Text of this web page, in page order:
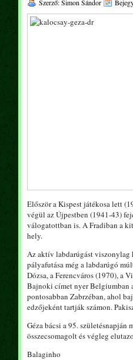
Szerző: Simon Sándor
Először a Kispest játékosa lett
végül az Újpestben (1941-43)
válogatottban is. A Fradiban a
hely.
Az aktív labdarúgást viszonylag
pályafutása még a labdarúgó
Dózsa, a Ferencváros (1970), a
Bajnoki címet nyer Belgiumban
pontosabban Zabrzéban, ahol
edzőjeként tartják számon.
Géza bácsi a 95.
összecsomagolt és végleg
Balaginho